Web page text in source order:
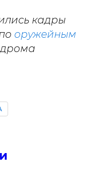
кадры
оружейным